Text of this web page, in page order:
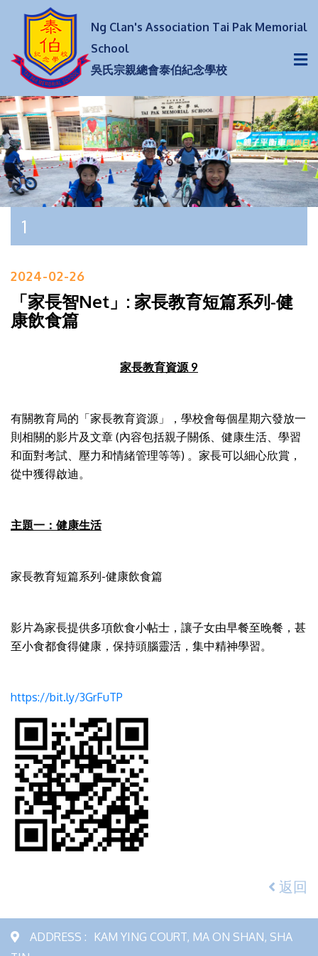
Ng Clan's Association Tai Pak Memorial
School
吳氏宗親總會泰伯紀念學校
1
2024-02-26
「家長智Net」: 家長教育短篇系列-健
康飲食篇
家長教育資源 9
有關教育局的「家長教育資源」，學校會每個星期六發放一
則相關的影片及文章 (內容包括親子關係、健康生活、學習
和面對考試、壓力和情緒管理等等) 。家長可以細心欣賞，
從中獲得啟迪。
主題一：健康生活
家長教育短篇系列-健康飲食篇
影片為家長提供多項飲食小帖士，讓子女由早餐至晚餐，甚
至小食都食得健康，保持頭腦靈活，集中精神學習。
https://bit.ly/3GrFuTP
返回
ADDRESS : KAM YING COURT, MA ON SHAN, SHA